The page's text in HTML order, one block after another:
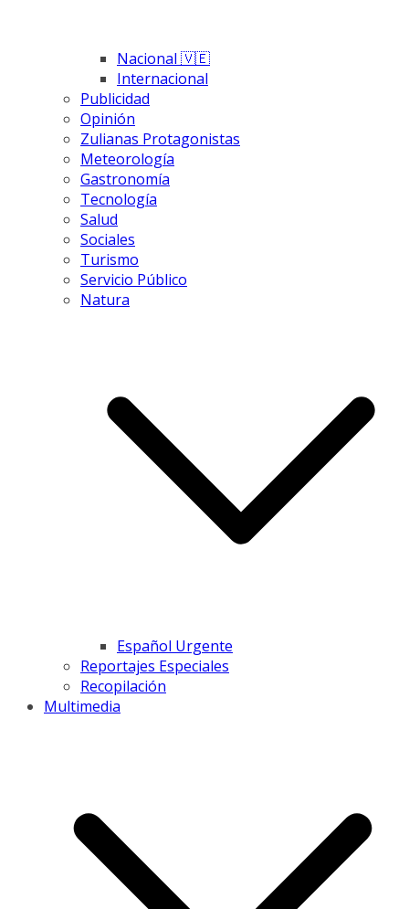
Nacional 🇻🇪
Internacional
Publicidad
Opinión
Zulianas Protagonistas
Meteorología
Gastronomía
Tecnología
Salud
Sociales
Turismo
Servicio Público
Natura
Español Urgente
Reportajes Especiales
Recopilación
Multimedia